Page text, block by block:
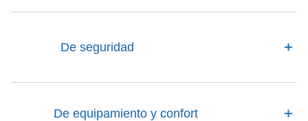
De seguridad
De equipamiento y confort